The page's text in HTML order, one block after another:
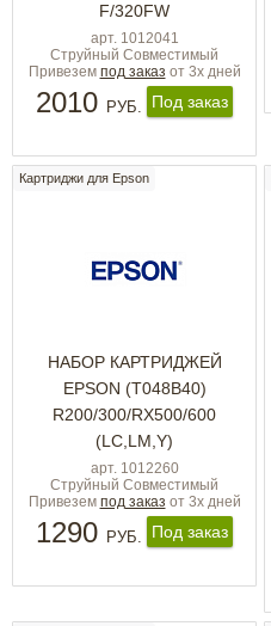
F/320FW
арт. 1012041
Струйный Совместимый
Привезем под заказ от 3х дней
2010 РУБ. Под заказ
Картриджи для Epson
НАБОР КАРТРИДЖЕЙ
EPSON (T048B40)
R200/300/RX500/600
(LC,LM,Y)
арт. 1012260
Струйный Совместимый
Привезем под заказ от 3х дней
1290 РУБ. Под заказ